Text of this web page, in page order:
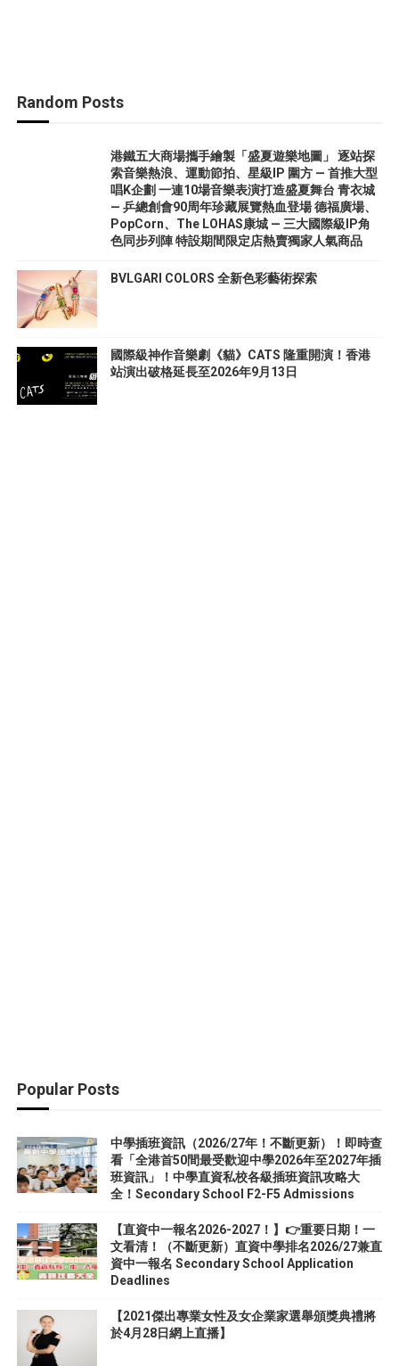
Random Posts
港鐵五大商場攜手繪製「盛夏遊樂地圖」 逐站探
索音樂熱浪、運動節拍、星級IP 圍方 — 首推大型
唱K企劃 一連10場音樂表演打造盛夏舞台 青衣城
— 乒總創會90周年珍藏展覽熱血登場 德福廣場、
PopCorn、The LOHAS康城 — 三大國際級IP角
色同步列陣 特設期間限定店熱賣獨家人氣商品
BVLGARI COLORS 全新色彩藝術探索
國際級神作音樂劇《貓》CATS 隆重開演！香港
站演出破格延長至2026年9月13日
Popular Posts
中學插班資訊（2026/27年！不斷更新）！即時查
看「全港首50間最受歡迎中學2026年至2027年插
班資訊」！中學直資私校各級插班資訊攻略大
全！Secondary School F2-F5 Admissions
【直資中一報名2026-2027！】👉重要日期！一
文看清！（不斷更新）直資中學排名2026/27兼直
資中一報名 Secondary School Application
Deadlines
【2021傑出專業女性及女企業家選舉頒獎典禮將
於4月28日網上直播】